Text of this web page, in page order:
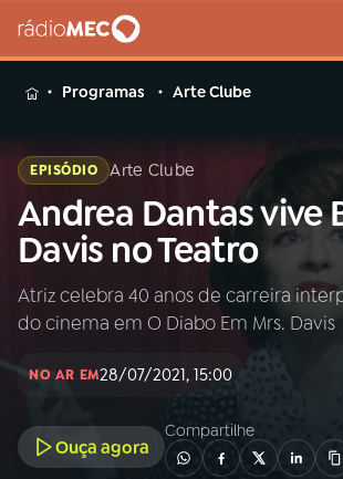
MENU
Buscar
na
Rádio
MEC
Buscar
Início AO
Programas Arte Clube
EPISÓDIO Arte Clube
Andrea Dantas vive
Davis no Teatro
Atriz celebra 40 anos de carreira
do cinema em O Diabo Em Mrs. Davis
NO AR EM28/07/2021, 15:00
Ouça agora
Compartilhe